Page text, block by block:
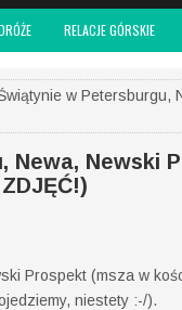
RELACJE GÓRSKIE
w Petersburgu,
Newa, Newski
Prospekt (msza w
niestety :-/).